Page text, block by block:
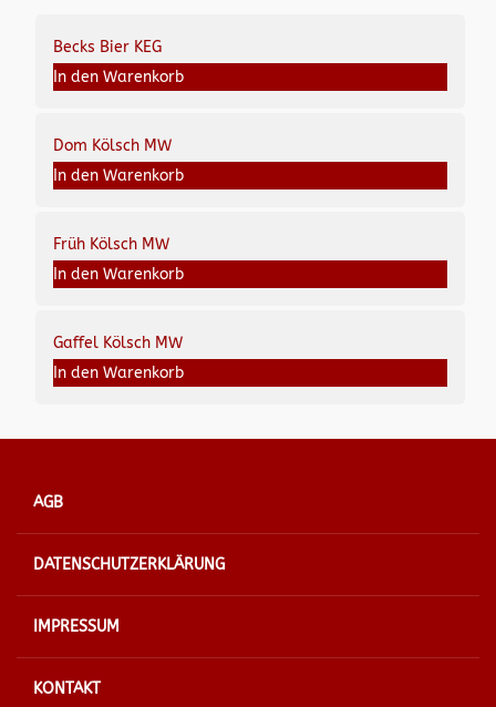
Becks Bier KEG
In den Warenkorb
Dom Kölsch MW
In den Warenkorb
Früh Kölsch MW
In den Warenkorb
Gaffel Kölsch MW
In den Warenkorb
AGB
DATENSCHUTZERKLÄRUNG
IMPRESSUM
KONTAKT